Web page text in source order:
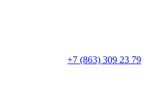
+7 (863) 309 23 79